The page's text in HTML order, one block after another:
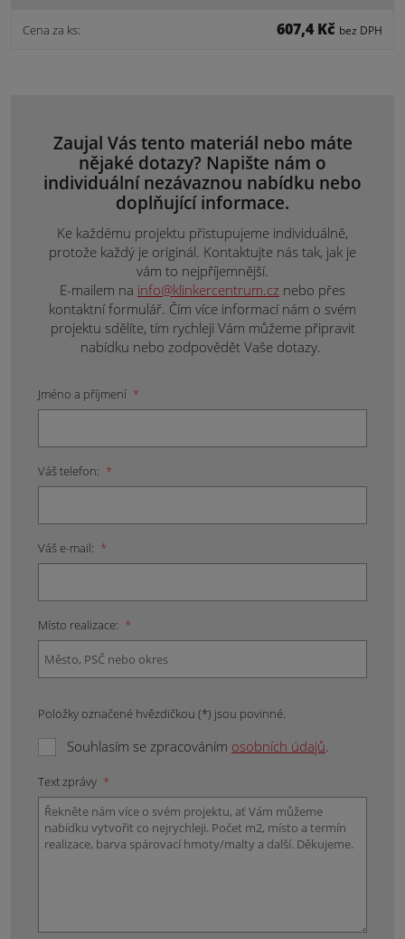
Cena za ks: 607,4 Kč bez DPH
Zaujal Vás tento materiál nebo máte
nějaké dotazy? Napište nám o
individuální nezávaznou nabídku nebo
doplňující informace.
Ke každému projektu přistupujeme individuálně,
protože každý je originál. Kontaktujte nás tak, jak je
vám to nejpříjemnější.
E-mailem na info@klinkercentrum.cz nebo přes
kontaktní formulář. Čím více informací nám o svém
projektu sdělíte, tím rychleji Vám můžeme připravit
nabídku nebo zodpovědět Vaše dotazy.
Jméno a příjmení *
Váš telefon: *
Váš e-mail: *
Místo realizace: *
Položky označené hvězdičkou (*) jsou povinné.
Souhlasím se zpracováním osobních údajů.
Text zprávy *